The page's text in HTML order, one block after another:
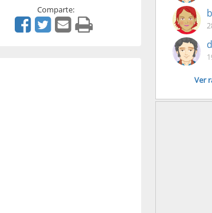
Comparte:
Ver